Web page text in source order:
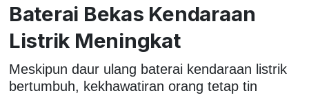
Baterai Bekas Kendaraan
Listrik Meningkat
Meskipun daur ulang baterai kendaraan listrik
bertumbuh, kekhawatiran orang tetap tin